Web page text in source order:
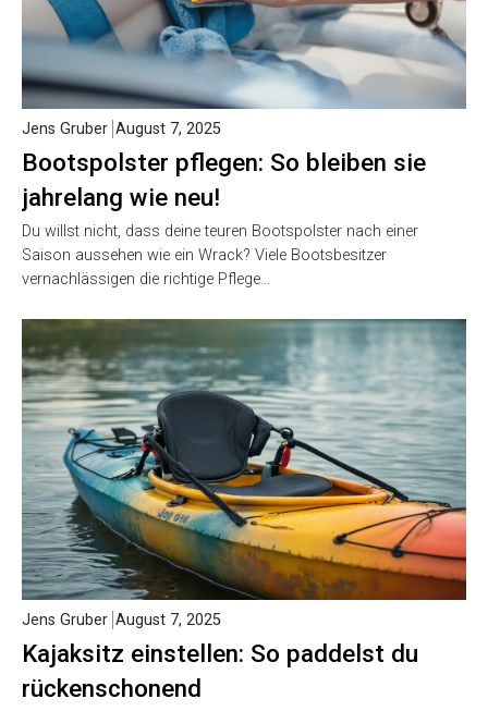
Bootspolster pflegen: So bleiben sie
jahrelang wie neu!
Jens Gruber August 7, 2025
Du willst nicht, dass deine teuren Bootspolster nach einer
Saison aussehen wie ein Wrack? Viele Bootsbesitzer
vernachlässigen die richtige Pflege…
Kajaksitz einstellen: So paddelst du
rückenschonend
Jens Gruber August 7, 2025